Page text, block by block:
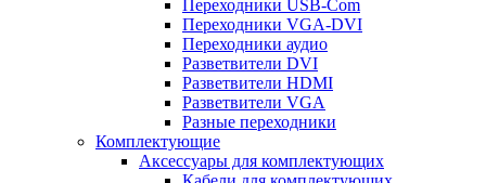
Переходники USB-Com
Переходники VGA-DVI
Переходники аудио
Разветвители DVI
Разветвители HDMI
Разветвители VGA
Разные переходники
Комплектующие
Аксессуары для комплектующих